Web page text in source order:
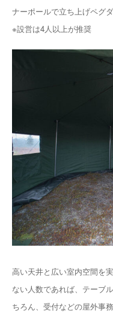
ナーポールで立ち上げペグダ
※設営は4人以上が推奨
高い天井と広い室内空間を
ない人数であれば、テーブ
ちろん、受付などの屋外事